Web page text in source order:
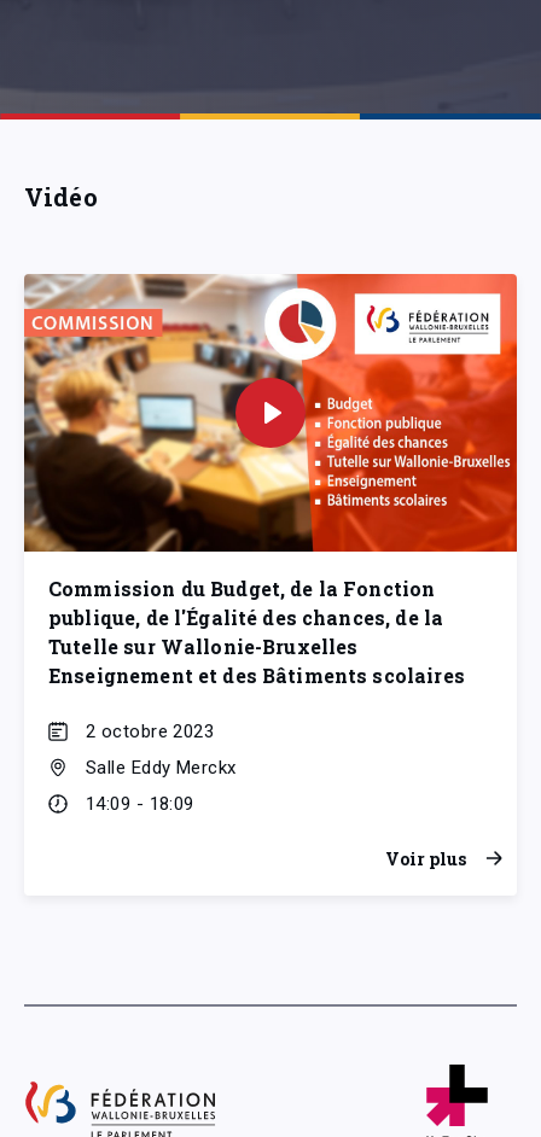
Vidéo
Commission du Budget, de la Fonction
publique, de l'Égalité des chances, de la
Tutelle sur Wallonie-Bruxelles
Enseignement et des Bâtiments scolaires
2 octobre 2023
Salle Eddy Merckx
14:09 - 18:09
Voir plus